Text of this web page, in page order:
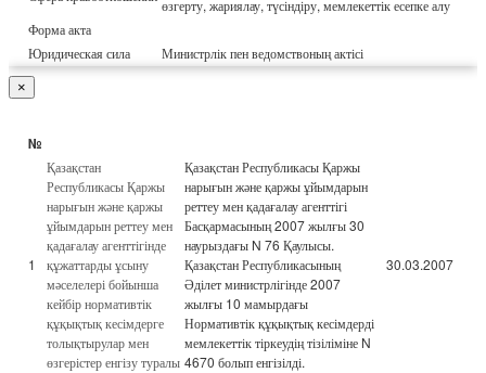
өзгерту, жариялау, түсіндіру, мемлекеттік есепке алу
Форма акта
Юридическая сила
Министрлік пен ведомствоның актісі
×
№
1
Қазақстан
Республикасы Қаржы
нарығын және қаржы
ұйымдарын реттеу мен
қадағалау агенттігінде
құжаттарды ұсыну
мәселелері бойынша
кейбір нормативтік
құқықтық кесімдерге
толықтырулар мен
өзгерістер енгізу туралы
Қазақстан Республикасы Қаржы
нарығын және қаржы ұйымдарын
реттеу мен қадағалау агенттігі
Басқармасының 2007 жылғы 30
наурыздағы N 76 Қаулысы.
Қазақстан Республикасының
Әділет министрлігінде 2007
жылғы 10 мамырдағы
Нормативтік құқықтық кесімдерді
мемлекеттік тіркеудің тізіліміне N
4670 болып енгізілді.
30.03.2007